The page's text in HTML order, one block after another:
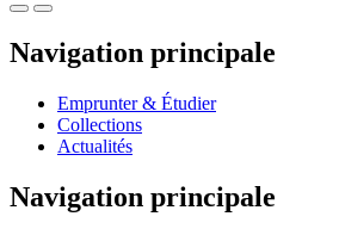
Navigation principale
Emprunter & Étudier
Collections
Actualités
Navigation principale